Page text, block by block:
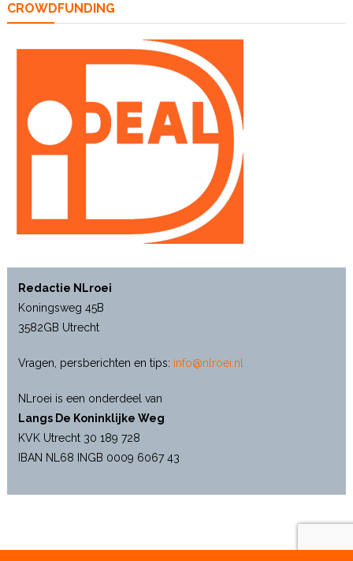
CROWDFUNDING
Redactie NLroei
Koningsweg 45B
3582GB Utrecht
Vragen, persberichten en tips: info@nlroei.nl
NLroei is een onderdeel van
Langs De Koninklijke Weg
KVK Utrecht 30 189 728
IBAN NL68 INGB 0009 6067 43